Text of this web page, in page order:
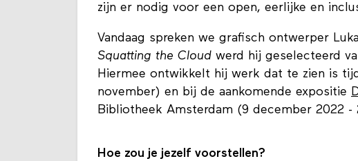
zijn er nodig voor een open, eerlijke en
Vandaag spreken we grafisch ontwerper
Squatting the Cloud werd hij geselecteerd
Hiermee ontwikkelt hij werk dat te zien is
november) en bij de aankomende expositie
Bibliotheek Amsterdam (9 december 2022 -
Hoe zou je jezelf voorstellen?